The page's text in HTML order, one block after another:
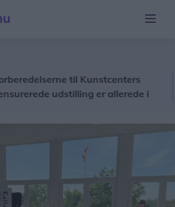
til Kunstcenters
udstilling er allerede i